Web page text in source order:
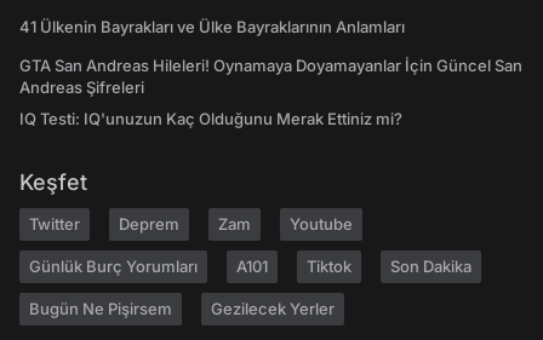
41 Ülkenin Bayrakları ve Ülke Bayraklarının Anlamları
GTA San Andreas Hileleri! Oynamaya Doyamayanlar İçin Güncel San
Andreas Şifreleri
IQ Testi: IQ'unuzun Kaç Olduğunu Merak Ettiniz mi?
Keşfet
Twitter Deprem Zam Youtube
Günlük Burç Yorumları A101 Tiktok Son Dakika
Bugün Ne Pişirsem Gezilecek Yerler